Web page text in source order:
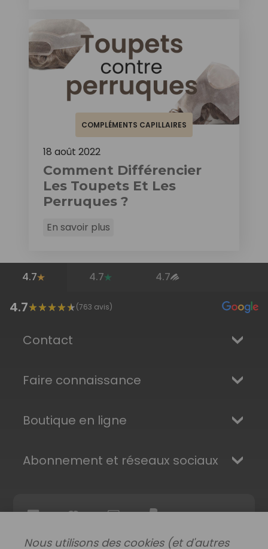
COMPLÉMENTS CAPILLAIRES
18 août 2022
Comment Différencier
Les Toupets Et Les
Perruques ?
En savoir plus
4.7 4.7 4.7
4.7 (763 avis)
Contact
Faire connaissance
Boutique en ligne
Abonnement et réseaux sociaux
Nous utilisons des cookies (et d'autres